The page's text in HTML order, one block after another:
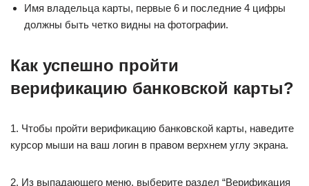
Имя владельца карты, первые 6 и последние 4 цифры
должны быть четко видны на фотографии.
Как успешно пройти
верификацию банковской карты?
1. Чтобы пройти верификацию банковской карты, наведите
курсор мыши на ваш логин в правом верхнем углу экрана.
2. Из выпадающего меню, выберите раздел “Верификация